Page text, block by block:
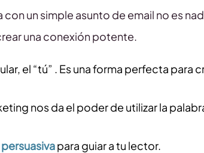
con un simple asunto de email no es
una conexión potente.
el “tú” . Es una forma perfecta para
nos da el poder de utilizar la
para guiar a tu lector.